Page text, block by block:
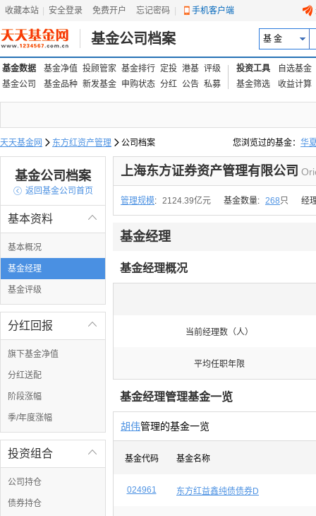
收藏本站 安全登录 免费开户 忘记密码 手机客户端
基金公司档案 基 金
基金数据 基金净值 投顾管家 基金排行 定投 港基 评级
基金公司
基金品种 新发基金 申购状态 分红 公告 私募
投资工具
自选基金
基金筛选
收益计算
天天基金网  东方红资产管理  公司档案 您浏览过的基金： 华
易方达上证中盘ETF联
基金公司档案
 返回基金公司首页

基本资料
基本概况
基金经理
基金评级

分红回报
旗下基金净值
分红送配
阶段涨幅
季/年度涨幅

投资组合
公司持仓
债券持仓
上海东方证券资产管理有限公司
管理规模: 2124.39亿元 基金数量: 268只 经
基金经理
基金经理概况
当前经理数（人）
平均任职年限
基金经理管理基金一览
胡伟管理的基金一览
基金代码 基金名称
024961 东方红益鑫纯债债券D